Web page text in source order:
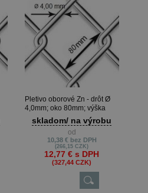
Pletivo oborové Zn - drôt Ø
4,0mm; oko 80mm; výška
180cm
skladom/ na výrobu
od
10,38 € bez DPH
(266,15 CZK)
12,77 € s DPH
(327,44 CZK)